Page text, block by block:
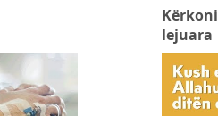
lejuara